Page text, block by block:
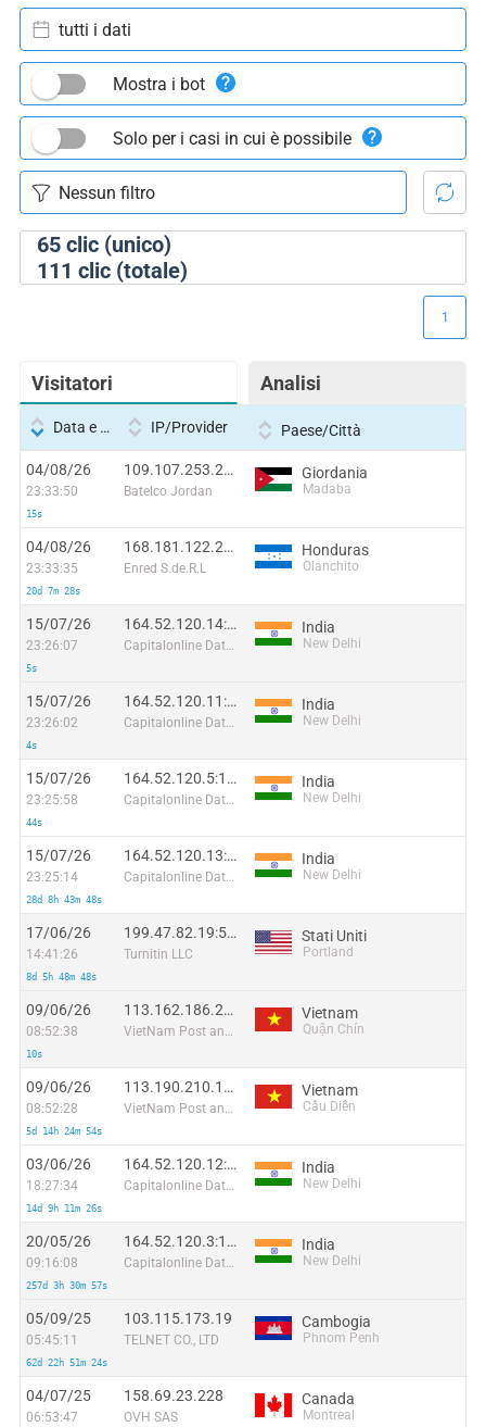
65clic (unico)
111 clic (totale)
tutti i dati
Mostra i bot
Solo per i casi in cui è possibile
Visitatori Analisi
1
Data e ora IP/Provider Paese/Città
04/08/26
23:33:50
15s
109.107.253.210:44912
Batelco Jordan
Giordania
Madaba
04/08/26
23:33:35
20d 7m 28s
168.181.122.212:49654
Enred S.de.R.L
Honduras
Olanchito
15/07/26
23:26:07
5s
164.52.120.14:55687
Capitalonline Data Service (HK) Co
India
New Delhi
15/07/26
23:26:02
4s
164.52.120.11:45514
Capitalonline Data Service (HK) Co
India
New Delhi
15/07/26
23:25:58
44s
164.52.120.5:17392
Capitalonline Data Service (HK) Co
India
New Delhi
15/07/26
23:25:14
28d 8h 43m 48s
164.52.120.13:12415
Capitalonline Data Service (HK) Co
India
New Delhi
17/06/26
14:41:26
8d 5h 48m 48s
199.47.82.19:50826
Turnitin LLC
Stati Uniti
Portland
09/06/26
08:52:38
10s
113.162.186.248:42758
VietNam Post and Telecom Corporation
Vietnam
Quận Chín
09/06/26
08:52:28
5d 14h 24m 54s
113.190.210.103:33385
VietNam Post and Telecom Corporation
Vietnam
Cầu Diễn
03/06/26
18:27:34
14d 9h 11m 26s
164.52.120.12:24850
Capitalonline Data Service (HK) Co
India
New Delhi
20/05/26
09:16:08
257d 3h 30m 57s
164.52.120.3:10538
Capitalonline Data Service (HK) Co
India
New Delhi
05/09/25
05:45:11
62d 22h 51m 24s
103.115.173.19
TELNET CO., LTD
Cambogia
Phnom Penh
04/07/25
06:53:47
158.69.23.228
OVH SAS
Canada
Montreal